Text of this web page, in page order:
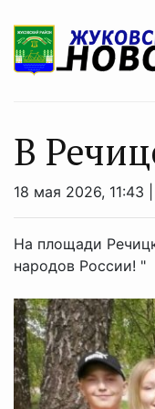
В
18 мая 2026, 11:43 |
На площади
народов России! "